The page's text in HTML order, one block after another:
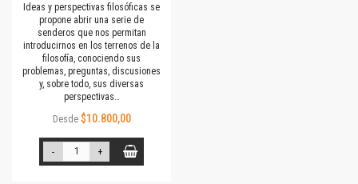
Ideas y perspectivas filosóficas se
propone abrir una serie de
senderos que nos permitan
introducirnos en los terrenos de la
filosofía, conociendo sus
problemas, preguntas, discusiones
y, sobre todo, sus diversas
perspectivas…
Desde $10.800,00
- +